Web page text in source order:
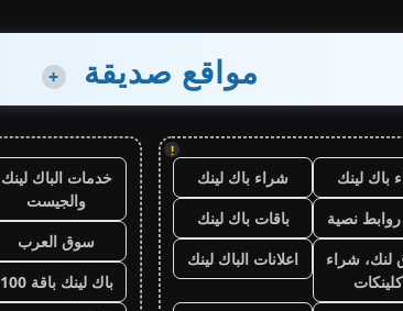
مواقع صديقة +
!
باك لينك
شراء باك لينك
نصية
باقات باك لينك
لنك، شراء
اعلانات الباك لينك
خدمات الباك لينك
والجيست
سوق العرب
باك لينك باقة 100